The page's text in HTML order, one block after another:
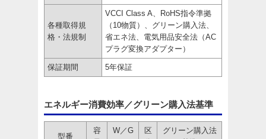
各種取得規
格・法規制
VCCI Class A、RoHS指令準拠
（10物質）、グリーン購入法、
省エネ法、電気用品安全法（AC
プラグ変換アダプター）
保証期間 5年保証
エネルギー消費効率／グリーン購入法基準
型番
容
W／G
区
グリーン購入法